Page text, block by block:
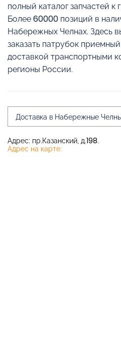
полный каталог запчастей
Более 60000 позиций в
Набережных Челнах. Здесь
заказать патрубок
доставкой транспортными
регионы России.
Доставка в Набережные
Адрес: пр.Казанский, д.198.
Адрес на карте: